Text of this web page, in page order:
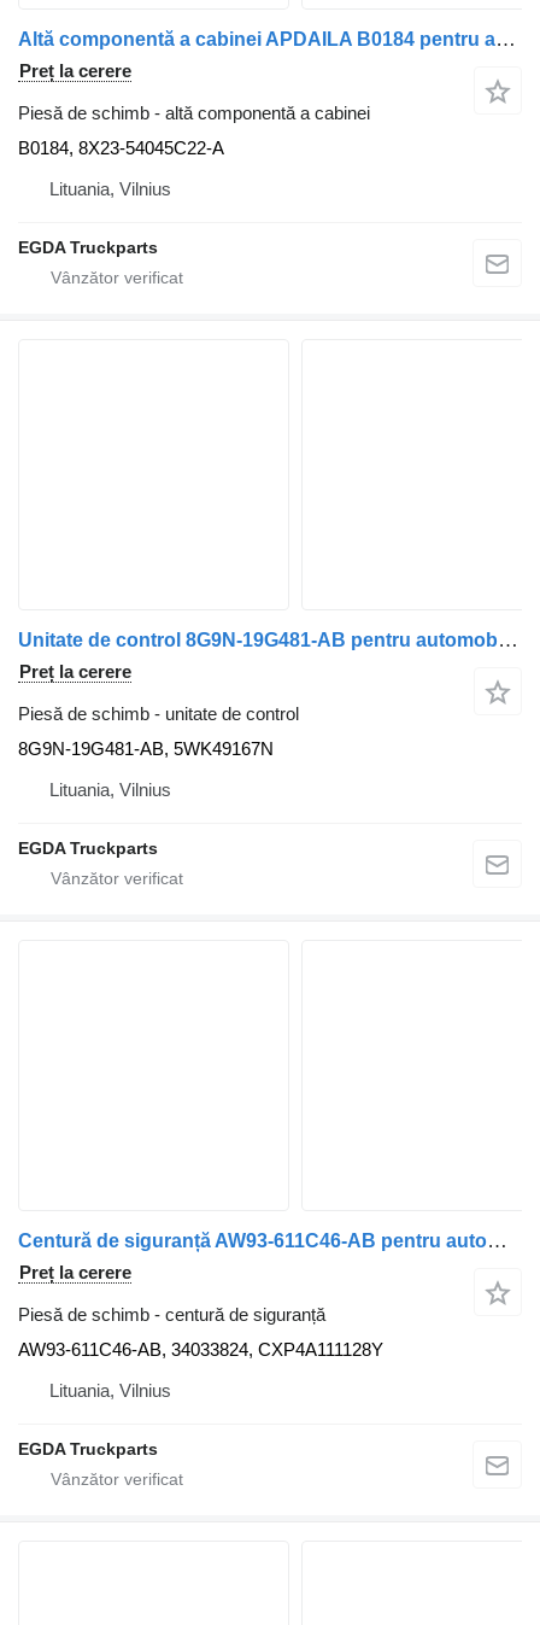
Altă componentă a cabinei APDAILA B0184 pentru automobil Jaguar XF250
Preț la cerere
Piesă de schimb - altă componentă a cabinei
B0184, 8X23-54045C22-A
Lituania, Vilnius
EGDA Truckparts
Unitate de control 8G9N-19G481-AB pentru automobil Jaguar XF250
Preț la cerere
Piesă de schimb - unitate de control
8G9N-19G481-AB, 5WK49167N
Lituania, Vilnius
EGDA Truckparts
Centură de siguranță AW93-611C46-AB pentru automobil Jaguar XF250
Preț la cerere
Piesă de schimb - centură de siguranță
AW93-611C46-AB, 34033824, CXP4A111128Y
Lituania, Vilnius
EGDA Truckparts